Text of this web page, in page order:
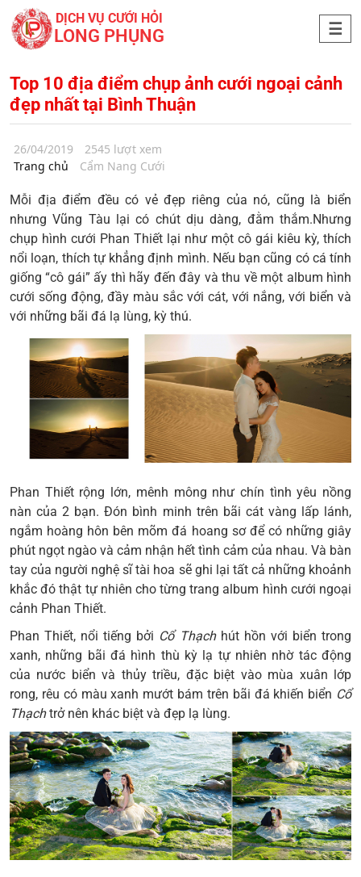
DỊCH VỤ CƯỚI HỎI
LONG PHỤNG
Top 10 địa điểm chụp ảnh cưới ngoại cảnh
đẹp nhất tại Bình Thuận
26/04/2019
2545 lượt xem
Trang chủ
Cẩm Nang Cưới
Mỗi địa điểm đều có vẻ đẹp riêng của nó, cũng là biển
nhưng Vũng Tàu lại có chút dịu dàng, đằm thắm.Nhưng
chụp hình cưới Phan Thiết lại như một cô gái kiêu kỳ, thích
nổi loạn, thích tự khẳng định mình. Nếu bạn cũng có cá tính
giống “cô gái” ấy thì hãy đến đây và thu về một album hình
cưới sống động, đầy màu sắc với cát, với nắng, với biển và
với những bãi đá lạ lùng, kỳ thú.
Phan Thiếtrộng lớn, mênh mông như chín tình yêu nồng
nàn của 2 bạn. Đón bình minh trên bãi cát vàng lấp lánh,
ngắm hoàng hôn bên mõm đá hoang sơ để có những giây
phút ngọt ngào và cảm nhận hết tình cảm của nhau. Và bàn
tay của người nghệ sĩ tài hoa sẽ ghi lại tất cả những khoảnh
khắc đó thật tự nhiên cho từng trang album hình cưới ngoại
cảnh Phan Thiết.
Phan Thiết, nổi tiếng bởi Cổ Thạchhút hồn với biển trong
xanh, những bãi đá hình thù kỳ lạ tự nhiên nhờ tác động
của nước biển và thủy triều, đặc biệt vào mùa xuân lớp
rong, rêu có màu xanh mướt bám trên bãi đá khiến biển Cổ
Thạchtrở nên khác biệt và đẹp lạ lùng.